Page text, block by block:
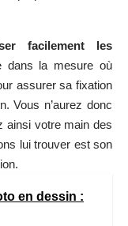
facilement les
dans la mesure où
assurer sa fixation
Vous n’aurez donc
ainsi votre main des
lui trouver est son
en dessin :